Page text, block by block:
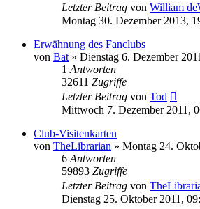
Letzter Beitrag von William
Montag 30. Dezember 2013,
Erwähnung des Fanclubs
von Bat » Dienstag 6. Dezember
1 Antworten
32611 Zugriffe
Letzter Beitrag von Tod
Mittwoch 7. Dezember 2011,
Club-Visitenkarten
von TheLibrarian » Montag 24.
6 Antworten
59893 Zugriffe
Letzter Beitrag von
Dienstag 25. Oktober 2011,